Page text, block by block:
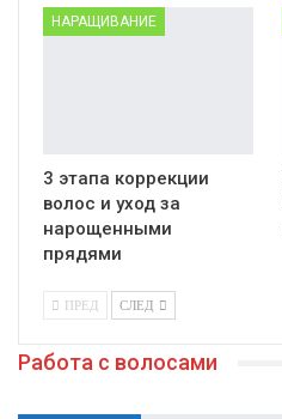
НАРАЩИВАНИЕ
3 этапа коррекции
волос и уход за
нарощенными
прядями
ПРЕД СЛЕД
Работа с волосами